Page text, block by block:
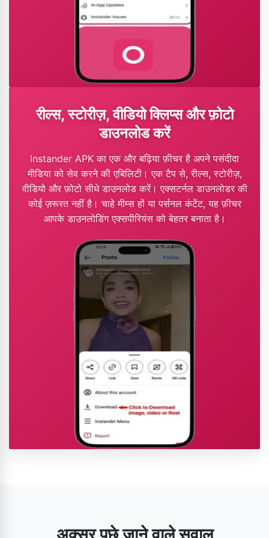
रील्स, स्टोरीज़, वीडियो क्लिप्स और फ़ोटो
डाउनलोड करें
Instander APK का एक और बढ़िया फ़ीचर है अपने पसंदीदा
मीडिया को सेव करने की एबिलिटी। एक टैप से, रील्स, स्टोरीज़,
वीडियो और फ़ोटो सीधे डाउनलोड करें। एक्सटर्नल डाउनलोडर की
कोई ज़रूरत नहीं है। चाहे मीम्स हों या पर्सनल कंटेंट, यह फ़ीचर
आपके डाउनलोडिंग एक्सपीरियंस को बेहतर बनाता है।